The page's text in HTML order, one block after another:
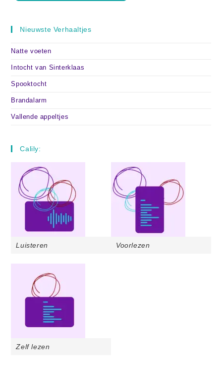
Nieuwste Verhaaltjes
Natte voeten
Intocht van Sinterklaas
Spooktocht
Brandalarm
Vallende appeltjes
Calily:
Luisteren Voorlezen
Zelf lezen